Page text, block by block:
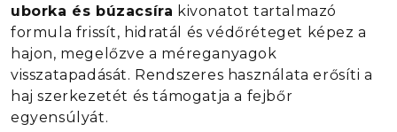
uborka és búzacsíra kivonatot tartalmazó
formula frissít, hidratál és védőréteget képez a
hajon, megelőzve a méreganyagok
visszatapadását. Rendszeres használata erősíti a
haj szerkezetét és támogatja a fejbőr
egyensúlyát.